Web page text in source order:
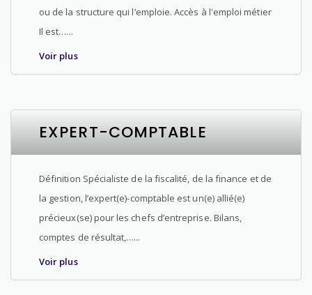
ou de la structure qui l’emploie. Accès à l'emploi métier
Il est…...
Voir plus
EXPERT-COMPTABLE
Définition Spécialiste de la fiscalité, de la finance et de
la gestion, l’expert(e)-comptable est un(e) allié(e)
précieux(se) pour les chefs d’entreprise. Bilans,
comptes de résultat,…...
Voir plus